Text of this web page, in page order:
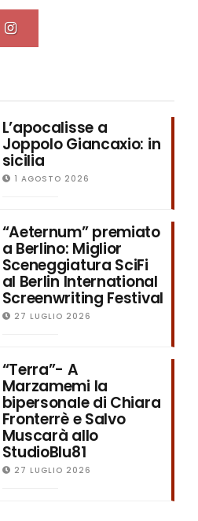
L’apocalisse a
Joppolo Giancaxio: in
sicilia
1 AGOSTO 2026
“Aeternum” premiato
a Berlino: Miglior
Sceneggiatura SciFi
al Berlin International
Screenwriting Festival
27 LUGLIO 2026
“Terra”- A
Marzamemi la
bipersonale di Chiara
Fronterrè e Salvo
Muscarà allo
StudioBlu81
27 LUGLIO 2026